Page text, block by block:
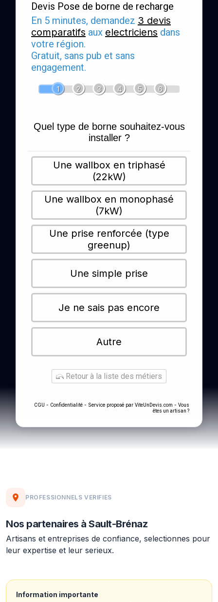
Devis Pose de borne de recharge
En 5 minutes, demandez 3 devis
comparatifs aux electriciens dans
votre région.
Gratuit, sans pub et sans
engagement.
1 2 3 4 5 6
Quel type de borne souhaitez-vous
installer ?
Une wallbox en triphasé
(22kW)
Une wallbox en monophasé
(7kW)
Une prise renforcée (type
greenup)
Une simple prise
Je ne sais pas encore
Autre
Retour à la liste des métiers
CGU - Confidentialité - Service proposé par ViteUnDevis.com - Vous
êtes un artisan ?
PROFESSIONNELS VERIFIES
Nos partenaires à Sault-Brénaz
Artisans et entreprises de confiance, selectionnes pour
leur expertise et leur serieux.
Information importante